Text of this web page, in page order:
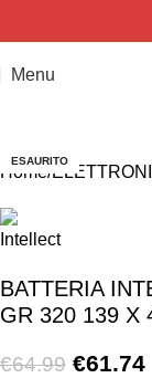
Menu
ESAURITO
Home
BATTERIA
GR 320 139 X
€64.99 €61.74